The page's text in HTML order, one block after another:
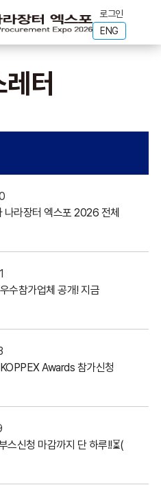
로그인
ENG
터
라장터 엑스포 2026 전체
수참가업체 공개! 지금
Awards 참가신청
신청 마감까지 단 하루!!⏳(